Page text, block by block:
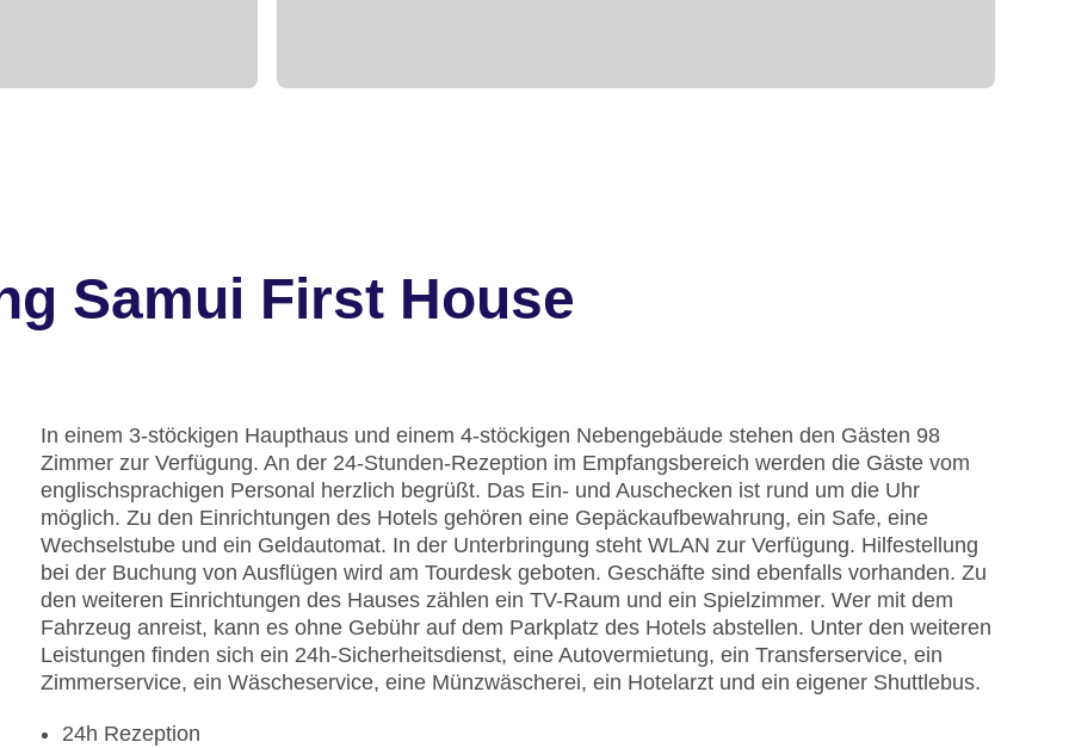
Samui First House
In einem 3-stöckigen Haupthaus und einem 4-stöckigen Nebengebäude stehen den Gästen 98
Zimmer zur Verfügung. An der 24-Stunden-Rezeption im Empfangsbereich werden die Gäste vom
englischsprachigen Personal herzlich begrüßt. Das Ein- und Auschecken ist rund um die Uhr
möglich. Zu den Einrichtungen des Hotels gehören eine Gepäckaufbewahrung, ein Safe, eine
Wechselstube und ein Geldautomat. In der Unterbringung steht WLAN zur Verfügung. Hilfestellung
bei der Buchung von Ausflügen wird am Tourdesk geboten. Geschäfte sind ebenfalls vorhanden. Zu
den weiteren Einrichtungen des Hauses zählen ein TV-Raum und ein Spielzimmer. Wer mit dem
Fahrzeug anreist, kann es ohne Gebühr auf dem Parkplatz des Hotels abstellen. Unter den weiteren
Leistungen finden sich ein 24h-Sicherheitsdienst, eine Autovermietung, ein Transferservice, ein
Zimmerservice, ein Wäscheservice, eine Münzwäscherei, ein Hotelarzt und ein eigener Shuttlebus.
24h Rezeption